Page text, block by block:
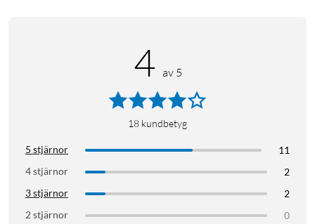
4 av 5
18 kundbetyg
5 stjärnor
11
4 stjärnor
2
3 stjärnor
2
2 stjärnor
0